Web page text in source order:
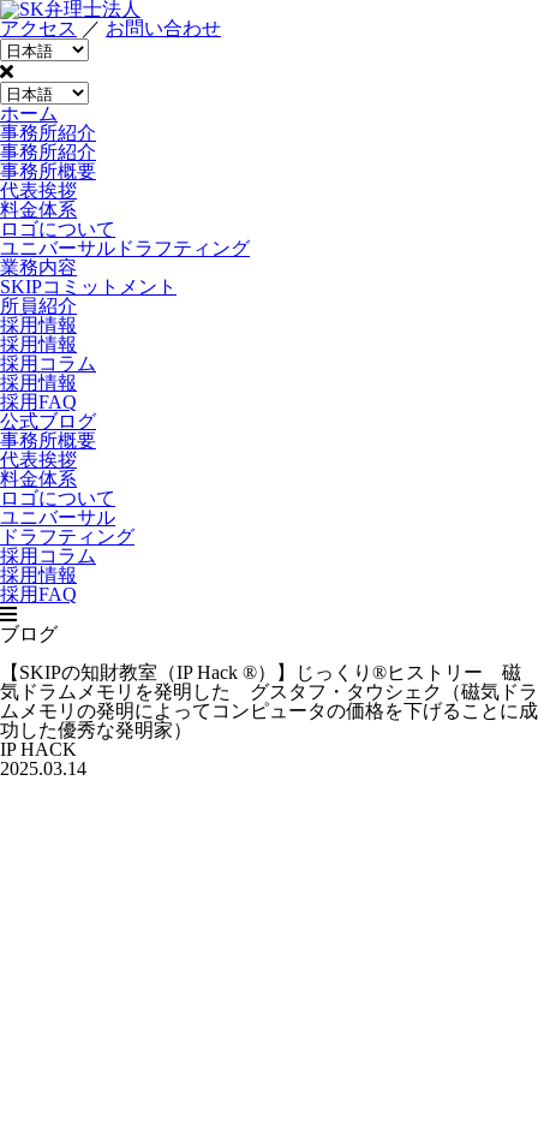
アクセス ／ お問い合わせ
ホーム
事務所紹介
事務所紹介
事務所概要
代表挨拶
料金体系
ロゴについて
ユニバーサルドラフティング
業務内容
SKIPコミットメント
所員紹介
採用情報
採用情報
採用コラム
採用情報
採用FAQ
公式ブログ
事務所概要
代表挨拶
料金体系
ロゴについて
ユニバーサル
ドラフティング
採用コラム
採用情報
採用FAQ
ブログ
【SKIPの知財教室（IP Hack ®）】じっくり®ヒストリー 磁
気ドラムメモリを発明した グスタフ・タウシェク（磁気ドラ
ムメモリの発明によってコンピュータの価格を下げることに成
功した優秀な発明家）
IP HACK
2025.03.14